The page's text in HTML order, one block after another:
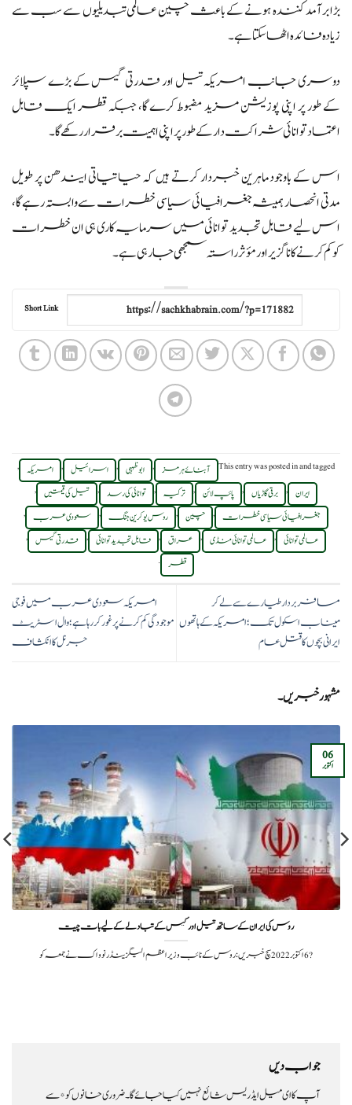
بڑا برآمد کنندہ ہونے کے باعث چین عالمی تبدیلیوں سے سب سے
زیادہ فائدہ اٹھا سکتا ہے۔
دوسری جانب امریکہ تیل اور قدرتی گیس کے بڑے سپلائر
کے طور پر اپنی پوزیشن مزید مضبوط کرے گا، جبکہ قطر ایک قابل
اعتماد توانائی شراکت دار کے طور پر اپنی اہمیت برقرار رکھے گا۔
اس کے باوجود ماہرین خبردار کرتے ہیں کہ حیاتیاتی ایندھن پر طویل
مدتی انحصار ہمیشہ جغرافیائی سیاسی خطرات سے وابستہ رہے گا،
اس لیے قابل تجدید توانائی میں سرمایہ کاری ہی ان خطرات
کو کم کرنے کا ناگزیر اور مؤثر راستہ سمجھی جا رہی ہے۔
Short Link
This entry was posted inand tagged آبنائے ہرمز , ابوظہبی , اسرائیل , امریکہ ,
ایران , برقی گاڑیاں , پائپ لائن , ترکیہ , توانائی کی رسد , تیل کی قیمتیں ,
جغرافیائی سیاسی خطرات , چین , روس یوکرین جنگ , سعودی عرب ,
عالمی توانائی , عالمی توانائی منڈی , عراق , قابل تجدید توانائی , قدرتی گیس ,
قطر
.
مسافر بردار طیارے سے لے کر
میناب اسکول تک؛ امریکہ کے ہاتھوں
ایرانی بچوں کا قتل عام
امریکہ سعودی عرب میں فوجی
موجودگی کم کرنے پر غور کر رہا ہے؛ وال اسٹریٹ
جرنل کا انکشاف
مشہور خبریں۔
روس کی ایران کے ساتھ تیل اور گیس کے تبادلے کے لیے بات چیت
?️ 6 اکتوبر 2022سچ خبریں: روس کے نائب وزیر اعظم الیگزینڈر نوواک نے جمعہ کو
06
اکتوبر
جواب دیں
آپ کا ای میل ایڈریس شائع نہیں کیا جائے گا۔ضروری خانوں کو*سے